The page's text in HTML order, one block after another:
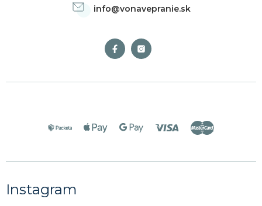
info@vonavepranie.sk
Instagram